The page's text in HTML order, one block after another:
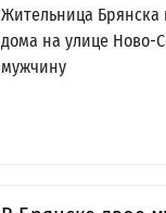
Жительница Брянска
дома на улице Ново-
мужчину